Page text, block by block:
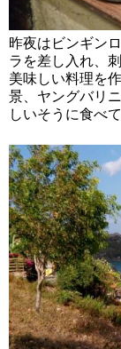
昨夜はビンギン
ラを差し入れ、
美味しい料理を
景、ヤングバリ
しいそうに食べ